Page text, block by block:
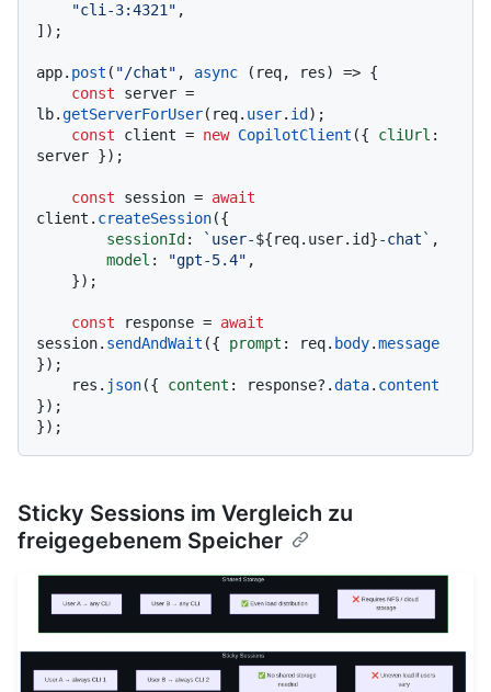
"cli-3:4321" ,
]);
app. post ( "/chat" , async (req, res) => {
const server =
lb.getServerForUser(req. user. id );
const client = new CopilotClient ({ cliUrl :
server });
const session = await
client. createSession({
sessionId : `user-${req.user.id}-chat` ,
model : "gpt-5.4" ,
const response = await
session. sendAndWait ({ prompt : req. body.message
});
    res.
json({ content : response?.data. content
});
Sticky Sessions im Vergleich zu
freigegebenem Speicher